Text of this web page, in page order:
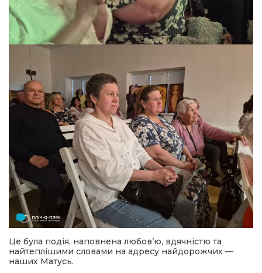
Це була подія, наповнена любов’ю, вдячністю та
найтеплішими словами на адресу найдорожчих —
наших Матусь.